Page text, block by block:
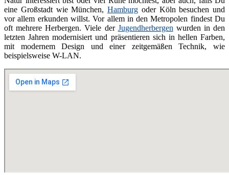
eine Großstadt wie München, Hamburg oder Köln besuchen und
vor allem erkunden willst. Vor allem in den Metropolen findest Du
oft mehrere Herbergen. Viele der Jugendherbergenwurden in den
letzten Jahren modernisiert und präsentieren sich in hellen Farben,
mit modernem Design und einer zeitgemäßen Technik, wie
beispielsweise W-LAN.